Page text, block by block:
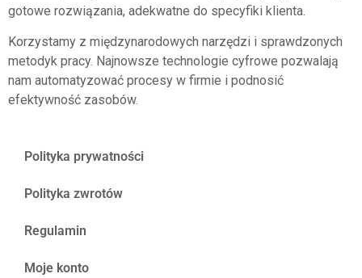
gotowe rozwiązania, adekwatne do specyfiki klienta.
Korzystamy z międzynarodowych narzędzi i sprawdzonych
metodyk pracy. Najnowsze technologie cyfrowe pozwalają
nam automatyzować procesy w firmie i podnosić
efektywność zasobów.
Polityka prywatności
Polityka zwrotów
Regulamin
Moje konto